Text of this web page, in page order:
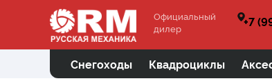
Официальный
дилер
+7
Снегоходы Квадроциклы